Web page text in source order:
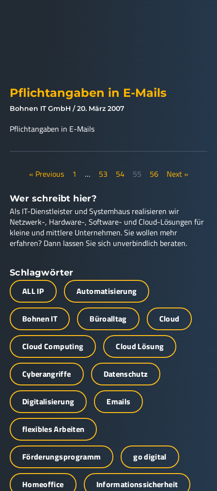
Pflichtangaben in E-Mails
Bohnen IT GmbH 20. März 2007
Pflichtangaben in E-Mails
« Previous 1 … 53 54 55 56 Next »
Wer schreibt hier?
Als IT-Dienstleister und Systemhaus realisieren wir
Netzwerk-, Hardware-, Software- und Cloud-Lösungen für
kleine und mittlere Unternehmen. Sie wollen mehr
erfahren? Dann lassen Sie sich unverbindlich beraten.
Schlagwörter
ALL IP
Automatisierung
Bohnen IT
Büroalltag
Cloud
Cloud Computing
Cloud Lösung
Cyberangriffe
Datenschutz
Digitalisierung
Emails
flexibles Arbeiten
Förderungsprogramm
go digital
Homeoffice
Informationssicherheit